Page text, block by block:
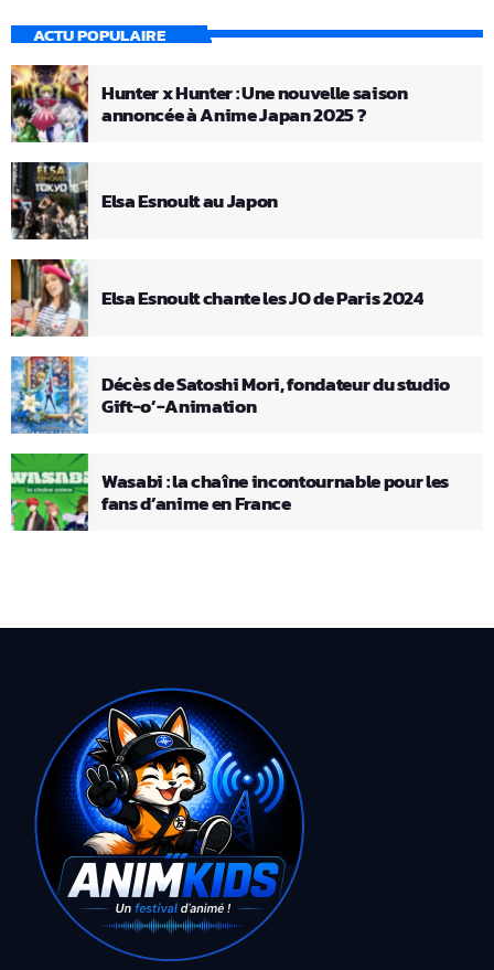
ACTU POPULAIRE
Hunter x Hunter : Une nouvelle saison
annoncée à Anime Japan 2025 ?
Elsa Esnoult au Japon
Elsa Esnoult chante les JO de Paris 2024
Décès de Satoshi Mori, fondateur du studio
Gift-o’-Animation
Wasabi : la chaîne incontournable pour les
fans d’anime en France